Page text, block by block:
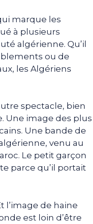
marque les
à plusieurs
algérienne. Qu’il
ou de
les Algériens
spectacle, bien
Une image des plus
Une bande de
venu au
Le petit garçon
parce qu’il portait
l’image de haine
est loin d’être